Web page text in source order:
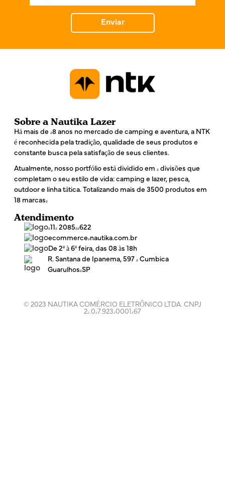
*
Enviar
Sobre a Nautika Lazer
Há mais de 48 anos no mercado de camping e aventura, a NTK
é reconhecida pela tradição, qualidade de seus produtos e
constante busca pela satisfação de seus clientes.
Atualmente, nosso portfólio está dividido em 4 divisões que
completam o seu estilo de vida: camping e lazer, pesca,
outdoor e linha tática. Totalizando mais de 3500 produtos em
18 marcas!
Atendimento
(11) 2085-4622
ecommerce@nautika.com.br
De 2ª à 6ª feira, das 08 às 18h
R. Santana de Ipanema, 597 - Cumbica
Guarulhos/SP
© 2023 NAUTIKA COMÉRCIO ELETRÔNICO LTDA. CNPJ
24.047.923/0001-67